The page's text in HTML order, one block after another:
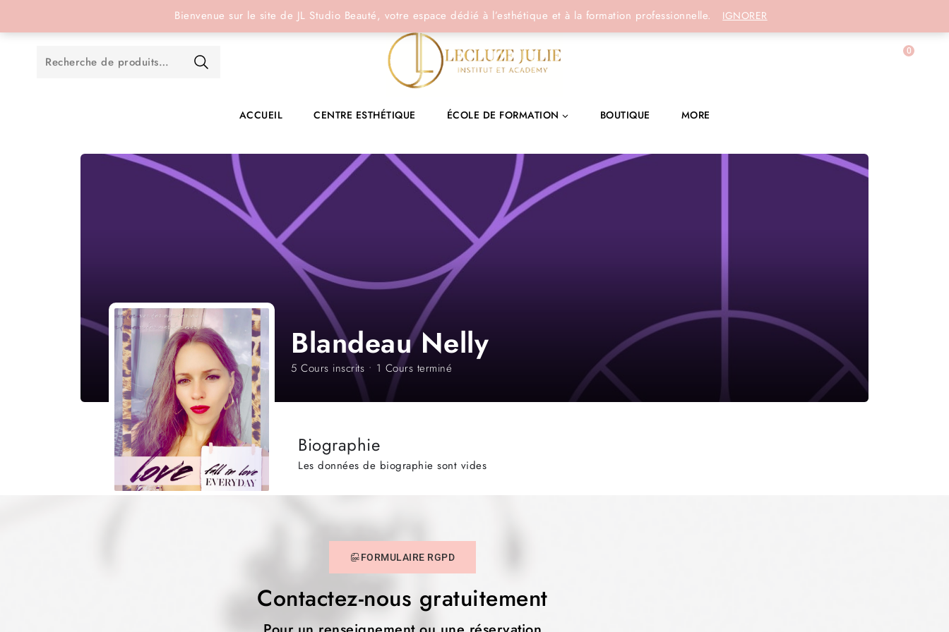
Bienvenue sur le site de JL Studio Beauté, votre espace dédié à l’esthétique et à la formation professionnelle. IGNORER
0
ACCUEIL CENTRE ESTHÉTIQUE ÉCOLE DE FORMATION BOUTIQUE MORE
Blandeau Nelly
5 Cours inscrits • 1 Cours terminé
Biographie
Les données de biographie sont vides
FORMULAIRE RGPD
Contactez-nous gratuitement